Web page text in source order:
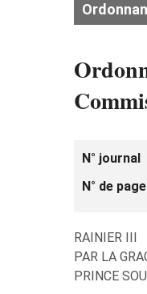
N° journal
N° de page
RAINIER III
PAR LA
PRINCE